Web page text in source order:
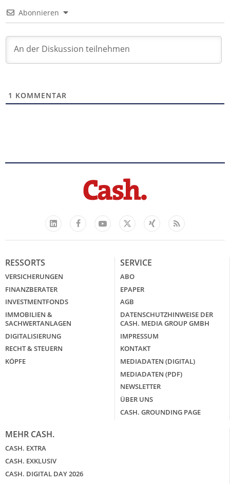
Abonnieren
1 KOMMENTAR
LinkedIn
FacebookYouTube
X
Xing Feed
RESSORTS
VERSICHERUNGEN
FINANZBERATER
INVESTMENTFONDS
IMMOBILIEN &
SACHWERTANLAGEN
DIGITALISIERUNG
RECHT & STEUERN
KÖPFE
SERVICE
ABO
EPAPER
AGB
DATENSCHUTZHINWEISE DER
CASH. MEDIA GROUP GMBH
IMPRESSUM
KONTAKT
MEDIADATEN (DIGITAL)
MEDIADATEN (PDF)
NEWSLETTER
ÜBER UNS
CASH. GROUNDING PAGE
MEHR CASH.
CASH. EXTRA
CASH. EXKLUSIV
CASH. DIGITAL DAY 2026